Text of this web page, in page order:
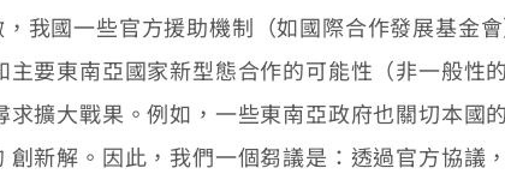
國一些官方援助機制（如國際合作發展基金會
主要東南亞國家新型態合作的可能性（非一般
求擴大戰果。例如，一些東南亞政府也關切本
創新解。因此，我們一個芻議是：透過官方協